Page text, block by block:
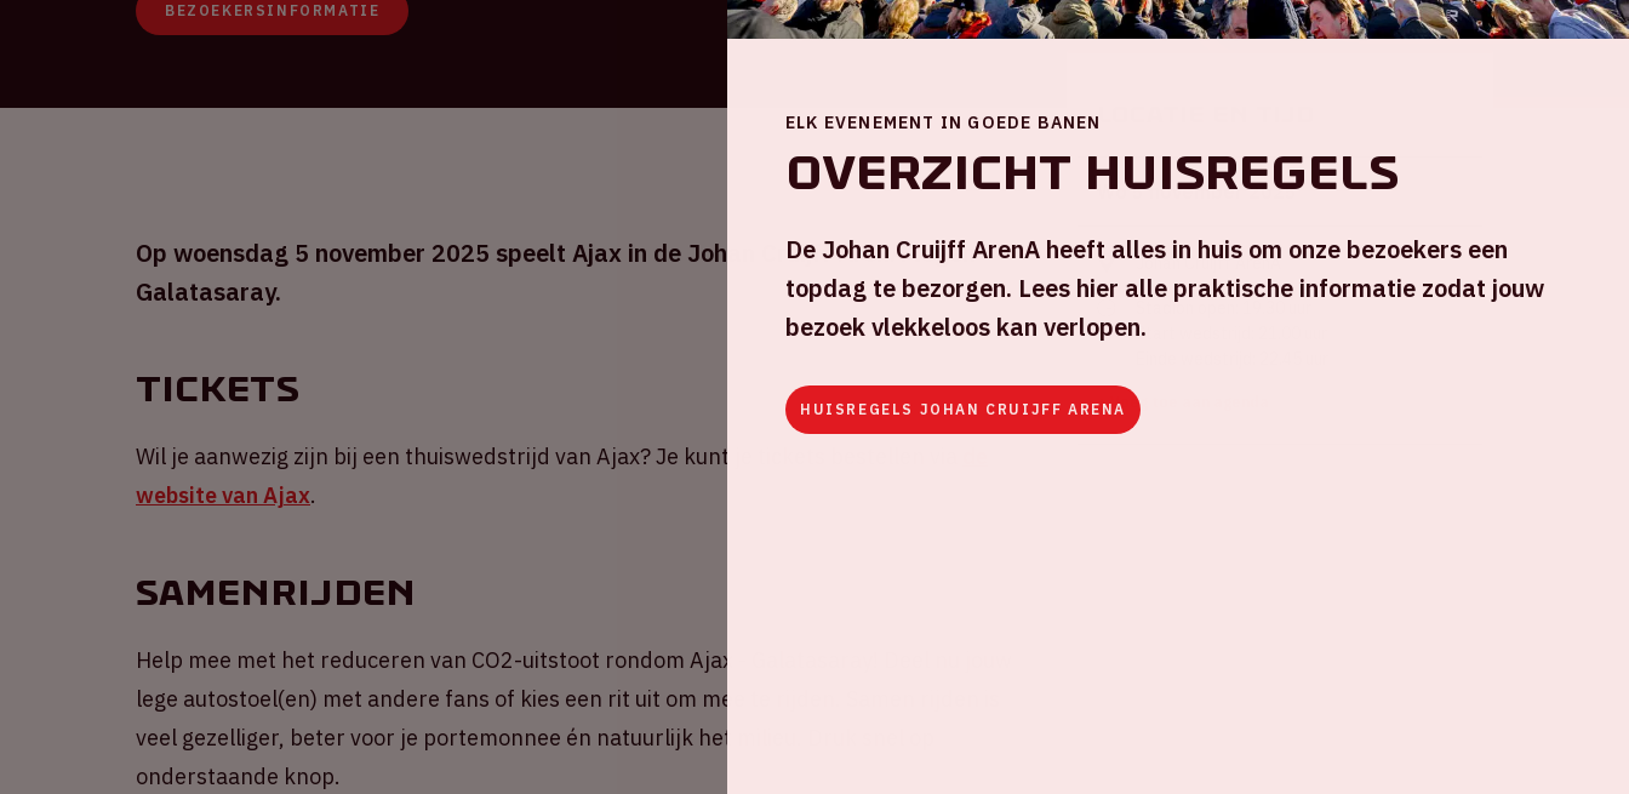
BEZOEKERSINFORMATIE
Op woensdag 5 november 2025 speelt Ajax in de Johan Cruijff ArenA tegen
Galatasaray.
Tickets
Wil je aanwezig zijn bij een thuiswedstrijd van Ajax? Je kunt je tickets bestellen via
website van Ajax.
Samenrijden
Help mee met het reduceren van CO2-uitstoot rondom Ajax - Galatasaray! Deel nu jouw
lege autostoel(en) met andere fans of kies een rit uit om mee te rijden. Samen rijden is
veel gezelliger, beter voor je portemonnee én natuurlijk het milieu. Druk snel op
onderstaande knop.
Locatie en tijd
Wo 5 november 2025
Johan Cruijff ArenA
Stadion open: 19.30 uur
Start wedstrijd: 21.00 uur
+ Voeg toe aan agenda
ELK EVENEMENT IN GOEDE BANEN
Overzicht huisregels
De Johan Cruijff ArenA heeft alles in huis om onze bezoekers een
topdag te bezorgen. Lees hier alle praktische informatie zodat jouw
bezoek vlekkeloos kan verlopen.
HUISREGELS JOHAN CRUIJFF ARENA